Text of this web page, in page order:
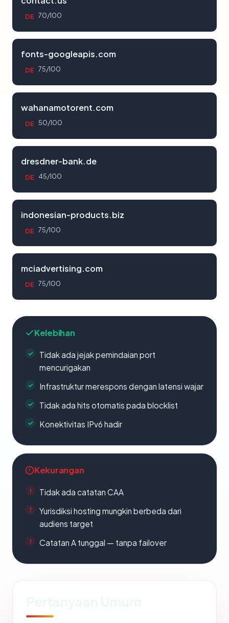
DE 70/100
fonts-googleapis.com
DE 75/100
wahanamotorent.com
DE 50/100
dresdner-bank.de
DE 45/100
indonesian-products.biz
DE 75/100
mciadvertising.com
DE 75/100
Kelebihan
Tidak ada jejak pemindaian port
mencurigakan
Infrastruktur merespons dengan latensi wajar
Tidak ada hits otomatis pada blocklist
Konektivitas IPv6 hadir
Kekurangan
Tidak ada catatan CAA
Yurisdiksi hosting mungkin berbeda dari
audiens target
Catatan A tunggal — tanpa failover